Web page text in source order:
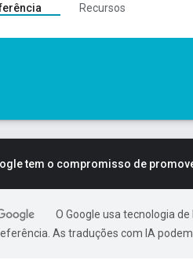
Recursos
tem o compromisso de
O Google usa tecnologia
As traduções com IA podem